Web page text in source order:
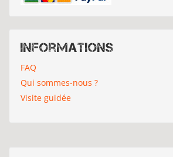
Informations
FAQ
Qui sommes-nous ?
Visite guidée